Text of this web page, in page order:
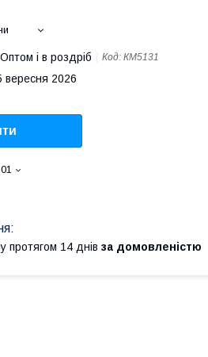
Оптом і в роздріб Код: КМ5131
вересня 2026
протягом 14 днів за домовленістю